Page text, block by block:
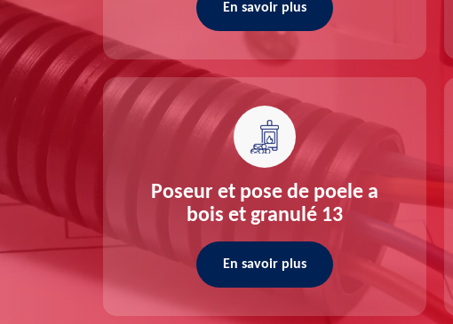
13
En savoir plus
Poseur et pose de poele a
bois et granulé 13
En savoir plus